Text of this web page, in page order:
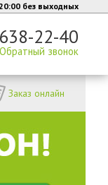
без выходных
22-40
Обратный звонок
Заказ онлайн